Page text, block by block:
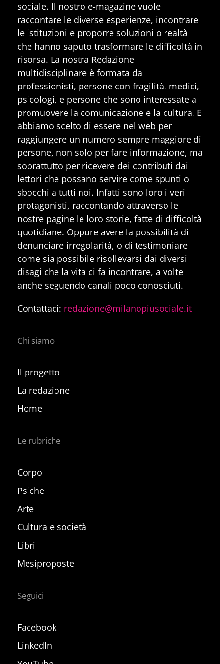
sociale. Il nostro e-magazine vuole
raccontare le diverse esperienze, incontrare
le istituzioni e proporre soluzioni o realtà
che hanno saputo trasformare le difficoltà in
risorsa. La nostra Redazione
multidisciplinare è formata da
professionisti, persone con fragilità, medici,
psicologi, e persone che sono interessate a
promuovere la comunicazione e la cultura. E
abbiamo scelto di essere nel web per
raggiungere un numero sempre maggiore di
persone, non solo per fare informazione, ma
soprattutto per ricevere dei contributi dai
lettori che possano servire come spunti o
sbocchi a tutti noi. Infatti sono loro i veri
protagonisti, raccontando attraverso le
nostre pagine le loro storie, fatte di difficoltà
quotidiane. Oppure avere la possibilità di
denunciare irregolarità, o di testimoniare
come sia possibile risollevarsi dai diversi
disagi che la vita ci fa incontrare, a volte
anche seguendo canali poco conosciuti.
Contattaci: redazione@milanopiusociale.it
Chi siamo
Il progetto
La redazione
Home
Le rubriche
Corpo
Psiche
Arte
Cultura e società
Libri
Mesiproposte
Seguici
Facebook
LinkedIn